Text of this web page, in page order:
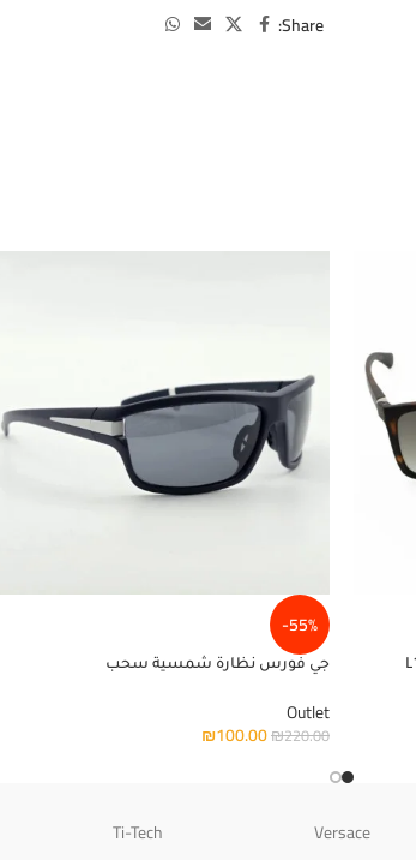
Share:
-55%
جي فورس نظارة شمسية سحب
Outlet
₪220.00
₪100.00
Versace
Ti-Tech